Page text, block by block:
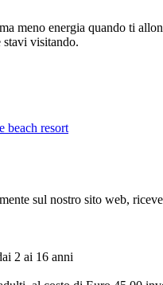
meno energia quando ti
stavi visitando.
beach resort
sul nostro sito web,
2 ai 16 anni